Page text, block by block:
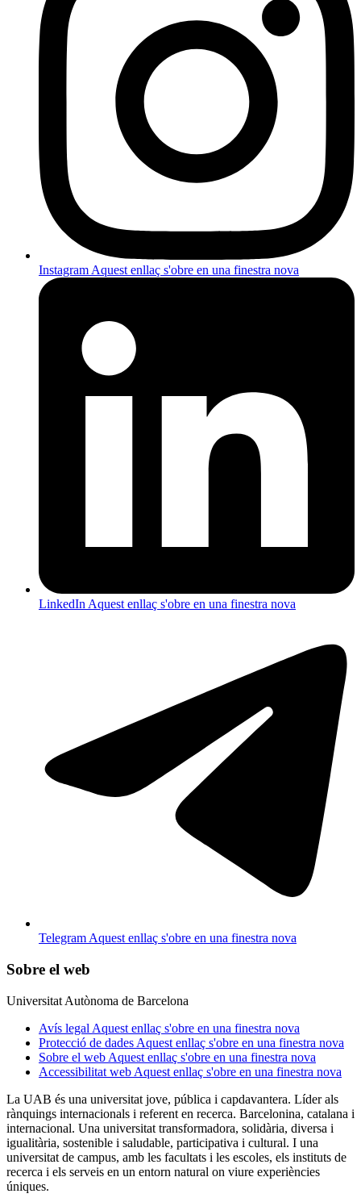
Instagram Aquest enllaç s'obre en una finestra nova
LinkedIn Aquest enllaç s'obre en una finestra nova
Telegram Aquest enllaç s'obre en una finestra nova
Sobre el web
Universitat Autònoma de Barcelona
Avís legal Aquest enllaç s'obre en una finestra nova
Protecció de dades Aquest enllaç s'obre en una finestra nova
Sobre el web Aquest enllaç s'obre en una finestra nova
Accessibilitat web Aquest enllaç s'obre en una finestra nova
La UAB és una universitat jove, pública i capdavantera. Líder als
rànquings internacionals i referent en recerca. Barcelonina, catalana i
internacional. Una universitat transformadora, solidària, diversa i
igualitària, sostenible i saludable, participativa i cultural. I una
universitat de campus, amb les facultats i les escoles, els instituts de
recerca i els serveis en un entorn natural on viure experiències
úniques.